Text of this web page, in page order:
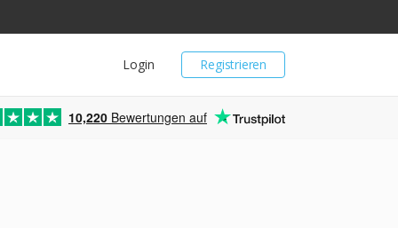
Registrieren
Login
10,220 Bewertungen auf